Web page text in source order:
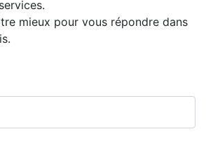
mieux pour vous répondre dans